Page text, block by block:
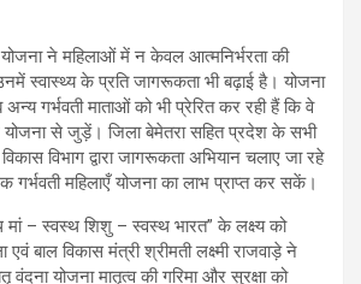
योजना ने महिलाओं में न केवल आत्मनिर्भरता की
स्वास्थ्य के प्रति जागरूकता भी बढ़ाई है। योजना
अन्य गर्भवती माताओं को भी प्रेरित कर रही हैं कि वे
से जुड़ें। जिला बेमेतरा सहित प्रदेश के सभी
विभाग द्वारा जागरूकता अभियान चलाए जा रहे
महिलाएँ योजना का लाभ प्राप्त कर सकें।
मां – स्वस्थ शिशु – स्वस्थ भारत” के लक्ष्य को
बाल विकास मंत्री श्रीमती लक्ष्मी राजवाड़े ने
वंदना योजना मातृत्व की गरिमा और सुरक्षा को